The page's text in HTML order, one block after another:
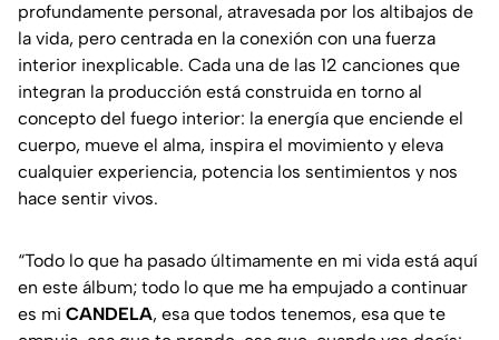
profundamente personal, atravesada por los altibajos de
la vida, pero centrada en la conexión con una fuerza
interior inexplicable. Cada una de las 12 canciones que
integran la producción está construida en torno al
concepto del fuego interior: la energía que enciende el
cuerpo, mueve el alma, inspira el movimiento y eleva
cualquier experiencia, potencia los sentimientos y nos
hace sentir vivos.
“Todo lo que ha pasado últimamente en mi vida está aquí
en este álbum; todo lo que me ha empujado a continuar
es mi CANDELA, esa que todos tenemos, esa que te